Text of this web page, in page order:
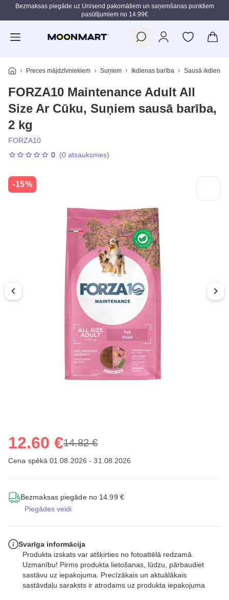
Pāriet uz galveno saturu
Bezmaksas piegāde uz Unisend pakomātiem un saņemšanas punktiem
pasūtījumiem no 14.99€
Preces mājdzīvniekiem Suņiem Ikdienas barība Sausā ikdienas
FORZA10 Maintenance Adult All
Size Ar Cūku, Suņiem sausā barība,
2 kg
FORZA10
0 (0 atsauksmes)
-15%
12.60 €14.82 €
Cena spēkā 01.08.2026 - 31.08.2026
Bezmaksas piegāde no 14.99 €
Piegādes veidi
Svarīga informācija
Produkta izskats var atšķirties no fotoattēlā redzamā.
Uzmanību! Pirms produkta lietošanas, lūdzu, pārbaudiet
sastāvu uz iepakojuma. Precīzākais un aktuālākais
sastāvdaļu saraksts ir atrodams uz produkta iepakojuma